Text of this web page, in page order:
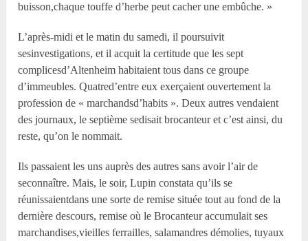
buisson,chaque touffe d’herbe peut cacher une embûche. »
L’après-midi et le matin du samedi, il poursuivit
sesinvestigations, et il acquit la certitude que les sept
complicesd’Altenheim habitaient tous dans ce groupe
d’immeubles. Quatred’entre eux exerçaient ouvertement la
profession de « marchandsd’habits ». Deux autres vendaient
des journaux, le septième sedisait brocanteur et c’est ainsi, du
reste, qu’on le nommait.
Ils passaient les uns auprès des autres sans avoir l’air de
seconnaître. Mais, le soir, Lupin constata qu’ils se
réunissaientdans une sorte de remise située tout au fond de la
dernière descours, remise où le Brocanteur accumulait ses
marchandises,vieilles ferrailles, salamandres démolies, tuyaux